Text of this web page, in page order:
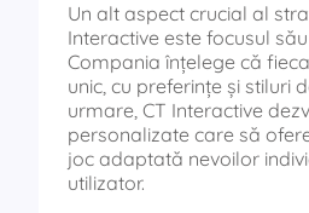
Un alt aspect crucial al
Interactive este focusul
Compania înțelege că
unic, cu preferințe și stiluri
urmare, CT Interactive
personalizate care să
joc adaptată nevoilor
utilizator.